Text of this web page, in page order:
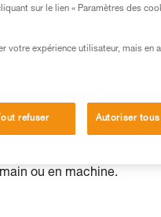
Validez avec
avant de la
d’autres que
mais cela peut lui
ou en machine.
sur le lien « Paramètres des
votre expérience utilisateur, mais en
Tout refuser Autoriser